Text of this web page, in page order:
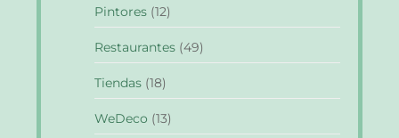
Pintores (12)
Restaurantes (49)
Tiendas (18)
WeDeco (13)